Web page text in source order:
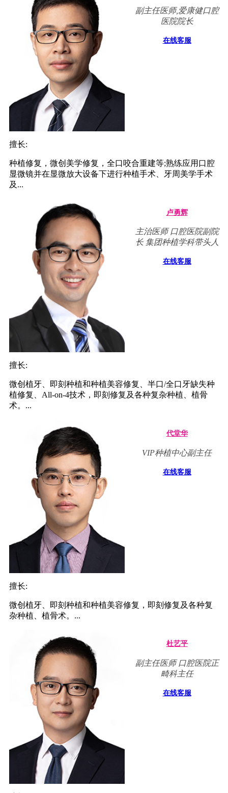
副主任医师,爱康健口腔
医院院长
在线客服
擅长:
种植修复，微创美学修复，全口咬合重建等;熟练应用口腔
显微镜并在显微放大设备下进行种植手术、牙周美学手术
及...
卢勇辉
主治医师 口腔医院副院
长 集团种植学科带头人
在线客服
擅长:
微创植牙、即刻种植和种植美容修复、半口/全口牙缺失种
植修复、All-on-4技术，即刻修复及各种复杂种植、植骨
术。...
代堂华
VIP种植中心副主任
在线客服
擅长:
微创植牙、即刻种植和种植美容修复，即刻修复及各种复
杂种植、植骨术。...
杜艺平
副主任医师 口腔医院正
畸科主任
在线客服